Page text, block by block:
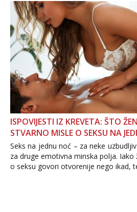
povjerenje. Takođe...
ISPOVIJESTI IZ KREVETA: ŠTO
STVARNO MISLE O SEKSU NA
Seks na jednu noć – za neke
za druge emotivna minska polja.
o seksu govori otvorenije nego ikad,
dalje izaziva burne rasprave. Što